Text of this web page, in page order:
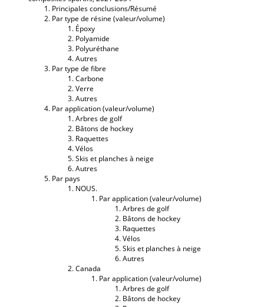
Principales conclusions/Résumé
Par type de résine (valeur/volume)
Époxy
Polyamide
Polyuréthane
Autres
Par type de fibre
Carbone
Verre
Autres
Par application (valeur/volume)
Arbres de golf
Bâtons de hockey
Raquettes
Vélos
Skis et planches à neige
Autres
Par pays
NOUS.
Par application (valeur/volume)
Arbres de golf
Bâtons de hockey
Raquettes
Vélos
Skis et planches à neige
Autres
Canada
Par application (valeur/volume)
Arbres de golf
Bâtons de hockey